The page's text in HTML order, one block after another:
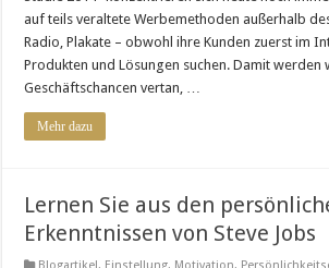
auf teils veraltete Werbemethoden außerhalb
Radio, Plakate – obwohl ihre Kunden zuerst im
Produkten und Lösungen suchen. Damit werden
Geschäftschancen vertan, …
Mehr dazu
Lernen Sie aus den
Erkenntnissen von Steve Jobs